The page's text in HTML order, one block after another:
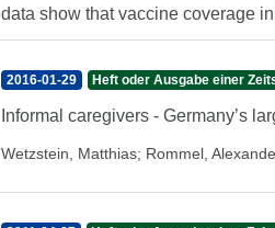
data show that vaccine coverage
2016-01-29 Heft oder Ausgabe einer
Informal caregivers - Germany’s
Wetzstein, Matthias; Rommel,